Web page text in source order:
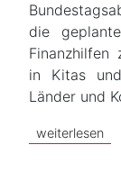
die
Finanzhilfen
in Kitas
Länder und
weiterlesen